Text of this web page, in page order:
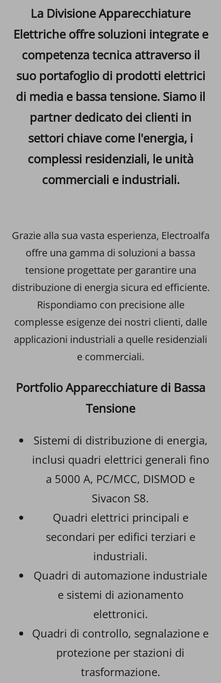
La Divisione Apparecchiature
Elettriche offre soluzioni integrate e
competenza tecnica attraverso il
suo portafoglio di prodotti elettrici
di media e bassa tensione. Siamo il
partner dedicato dei clienti in
settori chiave come l'energia, i
complessi residenziali, le unità
commerciali e industriali.
Grazie alla sua vasta esperienza, Electroalfa
offre una gamma di soluzioni a bassa
tensione progettate per garantire una
distribuzione di energia sicura ed efficiente.
Rispondiamo con precisione alle
complesse esigenze dei nostri clienti, dalle
applicazioni industriali a quelle residenziali
e commerciali.
Portfolio Apparecchiature di Bassa
Tensione
Sistemi di distribuzione di energia,
inclusi quadri elettrici generali fino
a 5000 A, PC/MCC, DISMOD e
Sivacon S8.
Quadri elettrici principali e
secondari per edifici terziari e
industriali.
Quadri di automazione industriale
e sistemi di azionamento
elettronici.
Quadri di controllo, segnalazione e
protezione per stazioni di
trasformazione.